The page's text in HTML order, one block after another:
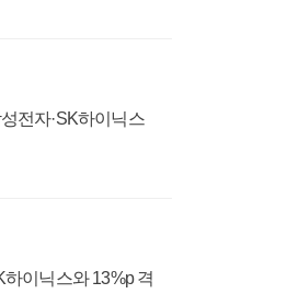
전자·SK하이닉스
이닉스와 13%p 격